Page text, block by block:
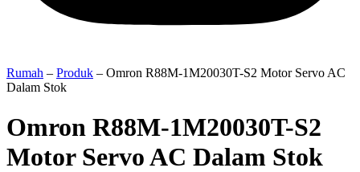
Rumah – Produk – Omron R88M-1M20030T-S2 Motor Servo AC
Dalam Stok
Omron R88M-1M20030T-S2
Motor Servo AC Dalam Stok